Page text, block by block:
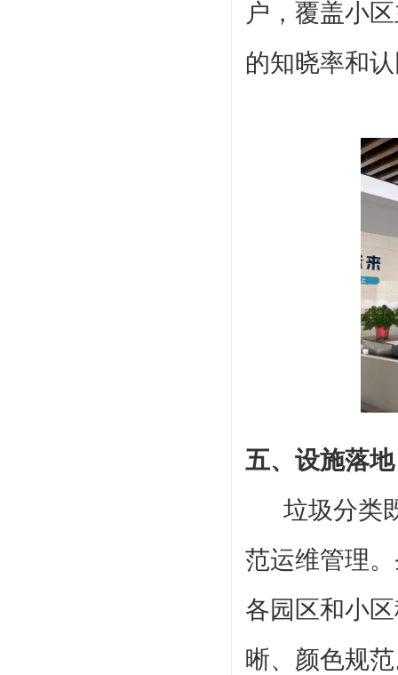
户，覆盖小
的知晓率和
五、设施落
垃圾分类
范运维管理
各园区和小
晰、颜色规